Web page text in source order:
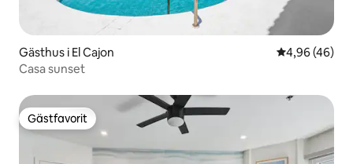
Gästhus i El Cajon 4,96 av 5 i
4,96 (46)
Casa sunset
Gästfavorit
Gästfavorit